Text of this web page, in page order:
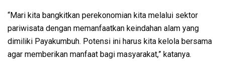
“Mari kita bangkitkan perekonomian kita melalui sektor
pariwisata dengan memanfaatkan keindahan alam yang
dimiliki Payakumbuh. Potensi ini harus kita kelola bersama
agar memberikan manfaat bagi masyarakat,” katanya.